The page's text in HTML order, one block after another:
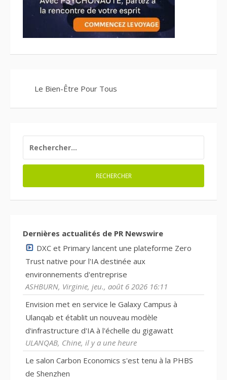
Le Bien-Être Pour Tous
Dernières actualités de PR Newswire
DXC et Primary lancent une plateforme Zero
Trust native pour l'IA destinée aux
environnements d'entreprise
ASHBURN, Virginie, jeu., août 6 2026 16:11
Envision met en service le Galaxy Campus à
Ulanqab et établit un nouveau modèle
d'infrastructure d'IA à l'échelle du gigawatt
ULANQAB, Chine, il y a une heure
Le salon Carbon Economics s'est tenu à la PHBS
de Shenzhen